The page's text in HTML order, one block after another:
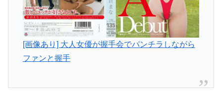
[画像あり] 大人女優が握手会でパンチラしながら
ファンと握手